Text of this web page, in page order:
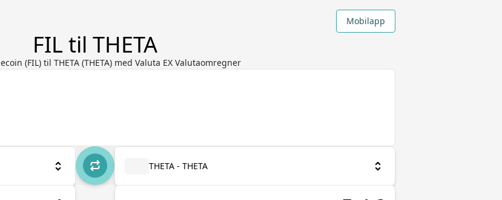
Mobilapp
FIL til THETA
(FIL) til THETA (THETA) med Valuta EX Valutaomregner
THETA - THETA